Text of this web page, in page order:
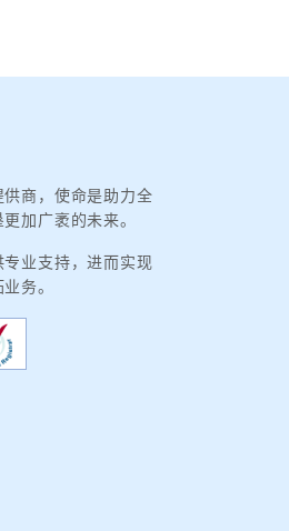
商，使命是助力全
加广袤的未来。
业支持，进而实现
务。